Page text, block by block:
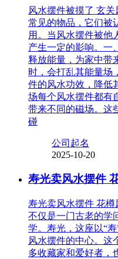
风水摆件被摸了 玄
常见的物品，它们被
用。当风水摆件被他
产生一定的影响。一
释放能量，为家中带
时，会打乱其能量场
件的风水功效，降低
场每个风水摆件都有
带来不同的磁场。这
碰
公司起名
2025-10-20
寿光卖风水摆件
寿光卖风水摆件 花
不仅是一门古老的学
学。寿光，这座以“
风水摆件的中心。这
多收藏家和爱好者，